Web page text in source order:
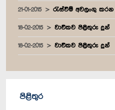
21-01-2015 රැස්වීම් අවලංගු කරන
18-02-2015 වාචිකව පිළිතුරු දුන්
18-02-2015 වාචිකව පිළිතුරු දුන්
පිළිතුර